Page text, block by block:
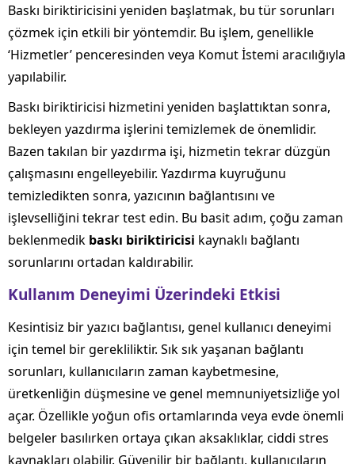
Baskı biriktiricisini yeniden başlatmak, bu tür sorunları
çözmek için etkili bir yöntemdir. Bu işlem, genellikle
‘Hizmetler’ penceresinden veya Komut İstemi aracılığıyla
yapılabilir.
Baskı biriktiricisi hizmetini yeniden başlattıktan sonra,
bekleyen yazdırma işlerini temizlemek de önemlidir.
Bazen takılan bir yazdırma işi, hizmetin tekrar düzgün
çalışmasını engelleyebilir. Yazdırma kuyruğunu
temizledikten sonra, yazıcının bağlantısını ve
işlevselliğini tekrar test edin. Bu basit adım, çoğu zaman
beklenmedik baskı biriktiricisi kaynaklı bağlantı
sorunlarını ortadan kaldırabilir.
Kullanım Deneyimi Üzerindeki Etkisi
Kesintisiz bir yazıcı bağlantısı, genel kullanıcı deneyimi
için temel bir gerekliliktir. Sık sık yaşanan bağlantı
sorunları, kullanıcıların zaman kaybetmesine,
üretkenliğin düşmesine ve genel memnuniyetsizliğe yol
açar. Özellikle yoğun ofis ortamlarında veya evde önemli
belgeler basılırken ortaya çıkan aksaklıklar, ciddi stres
kaynakları olabilir. Güvenilir bir bağlantı, kullanıcıların